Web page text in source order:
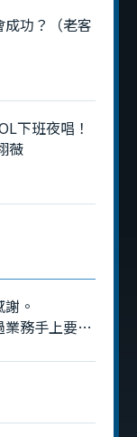
功？（老客
下班夜唱！
薇
。
務手上要有